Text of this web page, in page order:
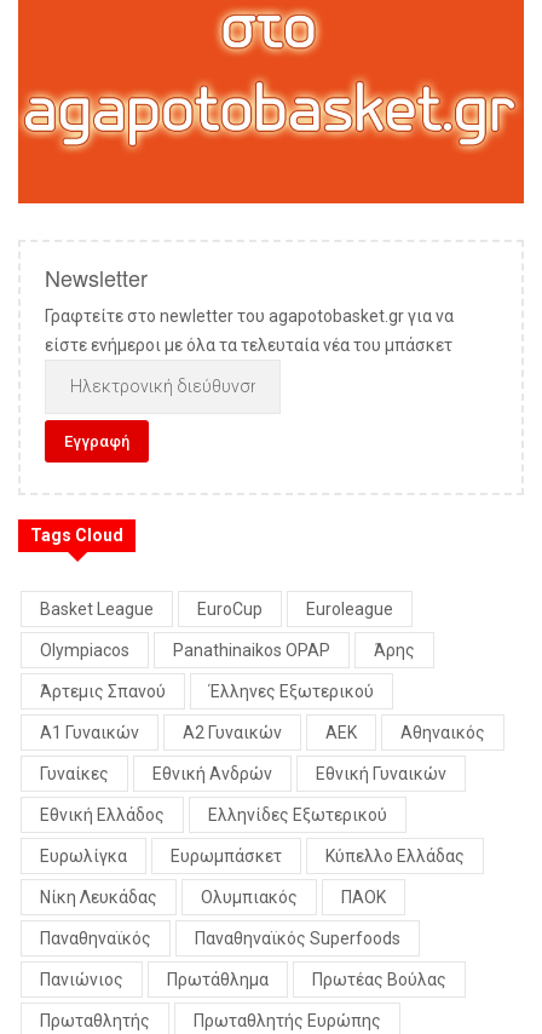
Newsletter
Γραφτείτε στο newletter του agapotobasket.gr για να
είστε ενήμεροι με όλα τα τελευταία νέα του μπάσκετ
Tags Cloud
Basket League EuroCup Euroleague
Olympiacos Panathinaikos OPAP Άρης
Άρτεμις Σπανού Έλληνες Εξωτερικού
Α1 Γυναικών Α2 Γυναικών ΑΕΚ Αθηναικός
Γυναίκες Εθνική Ανδρών Εθνική Γυναικών
Εθνική Ελλάδος Ελληνίδες Εξωτερικού
Ευρωλίγκα Ευρωμπάσκετ Κύπελλο Ελλάδας
Νίκη Λευκάδας Ολυμπιακός ΠΑΟΚ
Παναθηναϊκός Παναθηναϊκός Superfoods
Πανιώνιος Πρωτάθλημα Πρωτέας Βούλας
Πρωταθλητής Πρωταθλητής Ευρώπης